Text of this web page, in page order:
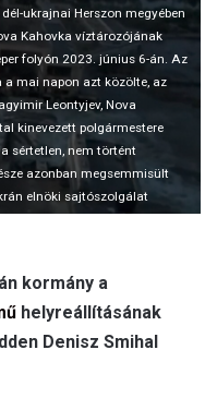
ukrajnai Herszon megyében
Kahovka víztározójának
folyón 2023. június 6-án. Az
a mai napon azt közölte, az
Leontyjev, Nova
kinevezett polgármestere
sértetlen, nem történt
azonban megsemmisült
elnöki sajtószolgálat
kormány a
helyreállításának
Denisz Smihal